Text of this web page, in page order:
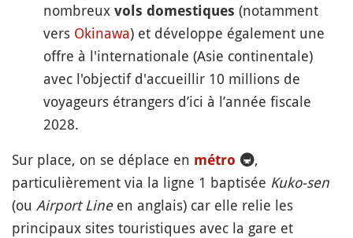
nombreux vols domestiques (notamment
vers Okinawa) et développe également une
offre à l'internationale (Asie continentale)
avec l'objectif d'accueillir 10 millions de
voyageurs étrangers d’ici à l’année fiscale
2028.
Sur place, on se déplace en métro 🚇,
particulièrement via la ligne 1 baptisée Kuko-sen
(ou Airport Lineen anglais) car elle relie les
principaux sites touristiques avec la gare et